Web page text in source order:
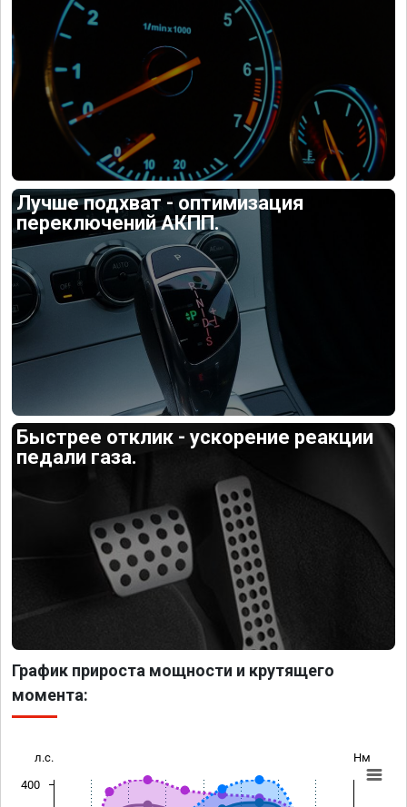
Лучше подхват - оптимизация
переключений АКПП.
Быстрее отклик - ускорение реакции
педали газа.
График прироста мощности и крутящего
момента:
л.с. Нм
400